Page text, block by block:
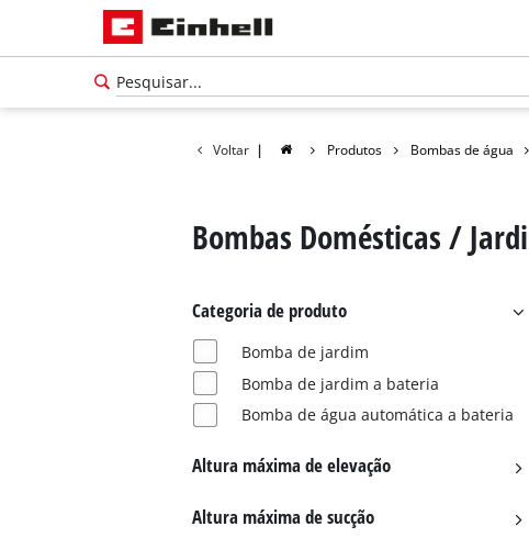
Voltar | Produtos Bombas de água
Bombas Domésticas /
Categoria de produto
Bomba de jardim
Bomba de jardim a bateria
Bomba de água automática a bateria
Altura máxima de elevação
Altura máxima de sucção